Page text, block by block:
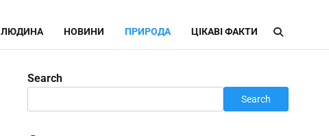
ЛЮДИНА НОВИНИ ПРИРОДА ЦІКАВІ ФАКТИ
Search
Search